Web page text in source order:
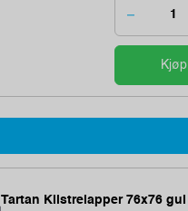
Kjøp
Tartan Klistrelapper 76x76 gul